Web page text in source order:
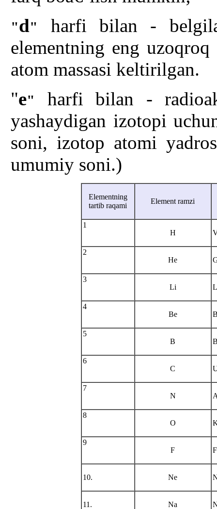
"d"
harfi bilan -
elementning eng
atom massasi keltirilgan.
"e"
harfi bilan -
yashaydigan izotopi
soni, izotop atomi
umumiy soni.)
Elementning
tartib raqami
Element ramzi
1
H
2
He
3
Li
4
Be
5
B
6
C
7
N
8
O
9
F
10. Ne
11. Na